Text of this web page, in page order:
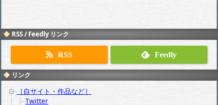
RSS / Feedly リンク
RSS Feedly
リンク
［自サイト・作品など］
Twitter